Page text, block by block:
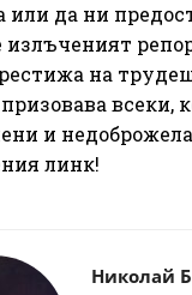
или да ни
излъченият
на
призовава всеки,
и
линк!
Николай